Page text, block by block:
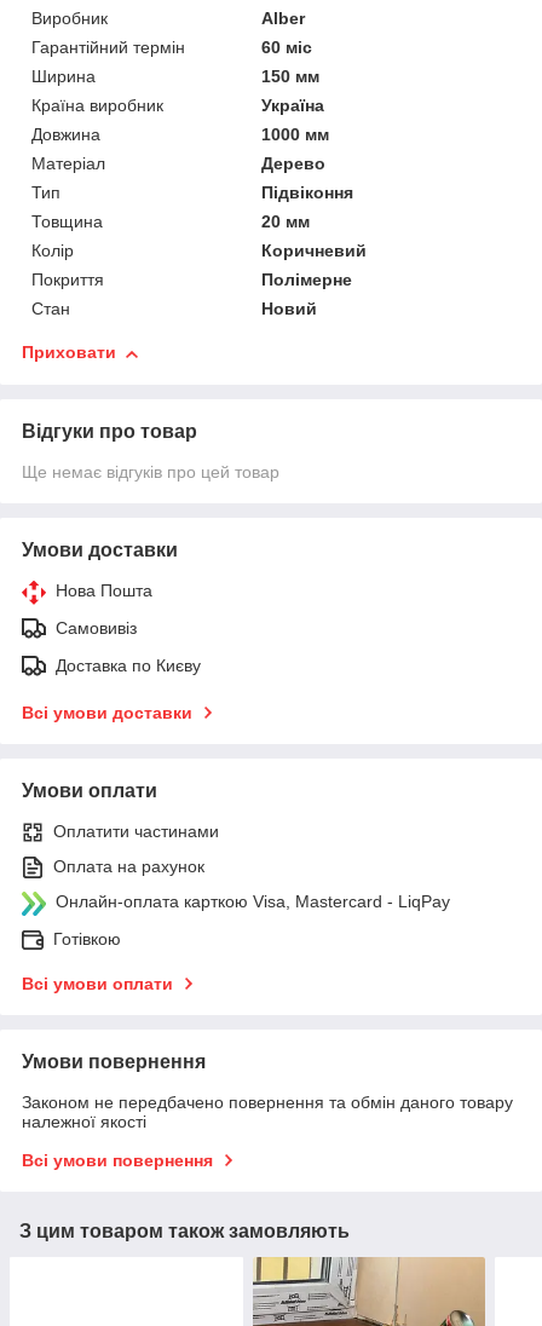
Виробник
Alber
Гарантійний термін
60 міс
Ширина
150 мм
Країна виробник
Україна
Довжина
1000 мм
Матеріал
Дерево
Тип
Підвіконня
Товщина
20 мм
Колір
Коричневий
Покриття
Полімерне
Стан
Новий
Приховати
Відгуки про товар
Ще немає відгуків про цей товар
Умови доставки
Нова Пошта
Самовивіз
Доставка по Києву
Всі умови доставки
Умови оплати
Оплатити частинами
Оплата на рахунок
Онлайн-оплата карткою Visa, Mastercard - LiqPay
Готівкою
Всі умови оплати
Умови повернення
Законом не передбачено повернення та обмін даного товару
належної якості
Всі умови повернення
З цим товаром також замовляють